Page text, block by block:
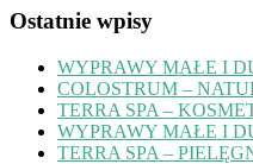
Ostatnie wpisy
WYPRAWY MAŁE I
COLOSTRUM –
TERRA SPA –
WYPRAWY MAŁE I
TERRA SPA –